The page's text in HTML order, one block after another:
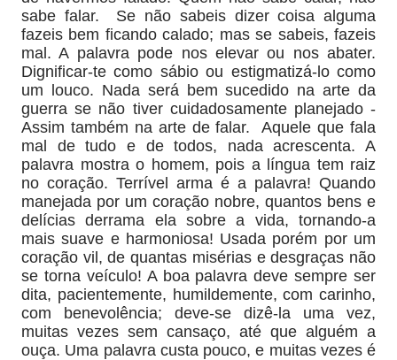
sabe falar.
Se não sabeis dizer coisa alguma
fazeis bem ficando calado; mas se sabeis, fazeis
mal. A palavra pode nos elevar ou nos abater.
Dignificar-te como sábio ou estigmatizá-lo como
um louco. Nada será bem sucedido na arte da
guerra se não tiver cuidadosamente planejado -
Assim também na arte de falar.
Aquele que fala
mal de tudo e de todos, nada acrescenta. A
palavra mostra o homem, pois a língua tem raiz
no coração. Terrível arma é a palavra! Quando
manejada por um coração nobre, quantos bens e
delícias derrama ela sobre a vida, tornando-a
mais suave e harmoniosa! Usada porém por um
coração vil, de quantas misérias e desgraças não
se torna veículo! A boa palavra deve sempre ser
dita, pacientemente, humildemente, com carinho,
com benevolência; deve-se dizê-la uma vez,
muitas vezes sem cansaço, até que alguém a
ouça. Uma palavra custa pouco, e muitas vezes é